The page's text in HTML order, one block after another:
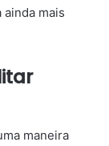
mais
maneira